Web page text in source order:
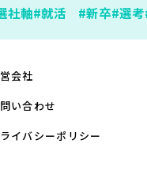
社軸#就活 #新卒#選考
会社
い合わせ
イバシーポリシー